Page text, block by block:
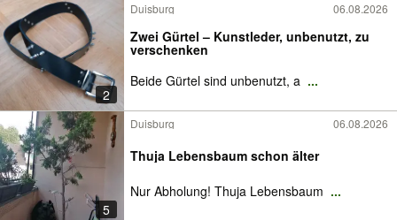
2
Duisburg 06.08.2026
Zwei Gürtel – Kunstleder, unbenutzt, zu
verschenken
Beide Gürtel sind unbenutzt, a ...
5
Duisburg 06.08.2026
Thuja Lebensbaum schon älter
Nur Abholung! Thuja Lebensbaum ...